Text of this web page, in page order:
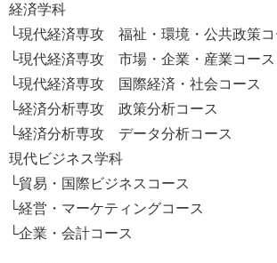
経済学科
└現代経済専攻 福祉・環境・公共政策コ
└現代経済専攻 市場・企業・産業コース
└現代経済専攻 国際経済・社会コース
└経済分析専攻 政策分析コース
└経済分析専攻 データ分析コース
現代ビジネス学科
└貿易・国際ビジネスコース
└経営・マーケティングコース
└企業・会計コース